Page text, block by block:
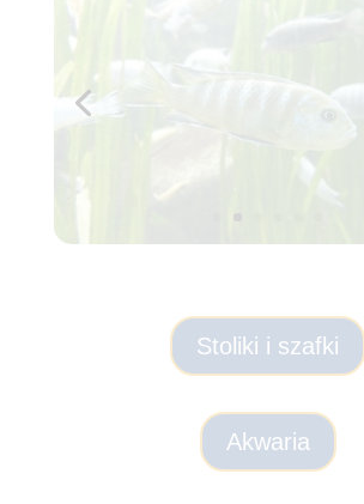
Stoliki i szafki
Akwaria